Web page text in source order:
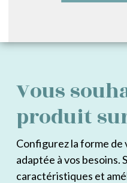
Vous
produit
Configurez la forme
adaptée à vos besoins.
caractéristiques et